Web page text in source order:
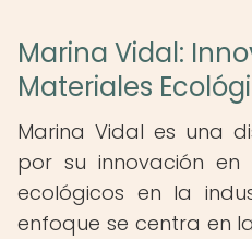
Marina Vidal:
Materiales
Marina Vidal es una
por su innovación
ecológicos en la
enfoque se centra en